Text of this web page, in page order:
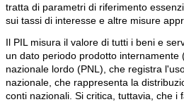
tratta di parametri di riferimento
sui tassi di interesse e altre misure
Il PIL misura il valore di tutti i beni e
un dato periodo prodotto internamente
nazionale lordo (PNL), che registra
nazionale, che rappresenta la
conti nazionali. Si critica, tuttavia, che i